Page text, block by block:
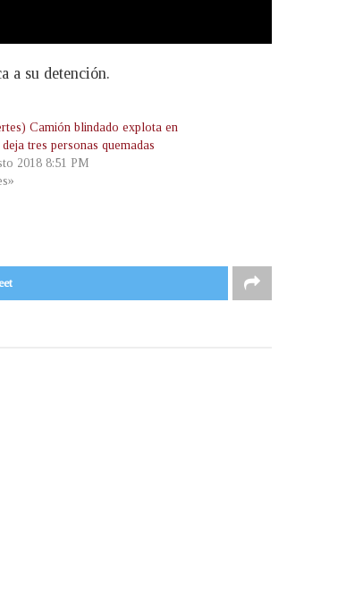
a su detención.
Camión blindado explota en
tres personas quemadas
2018 8:51 PM